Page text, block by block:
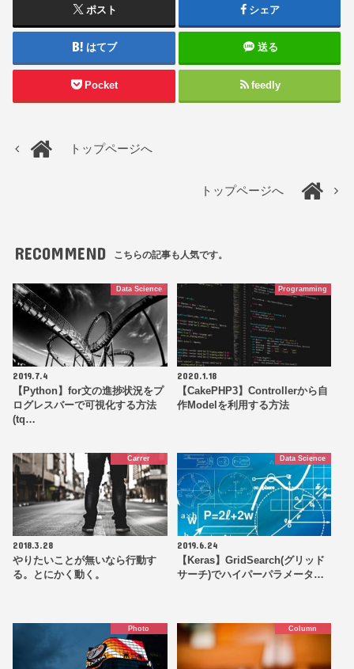
ポスト シェア
はてブ 送る
Pocket feedly
トップページへ
トップページへ
RECOMMEND こちらの記事も人気です。
Data Science
2019.7.4
【Python】for文の進捗状況をプ
ログレスバーで可視化する方法
(tq…
Programming
2020.1.18
【CakePHP3】Controllerから自
作Modelを利用する方法
Carrer
2018.3.28
やりたいことが無いなら行動す
る。とにかく動く。
Data Science
2019.6.24
【Keras】GridSearch(グリッド
サーチ)でハイパーパラメータ…
Photo Column